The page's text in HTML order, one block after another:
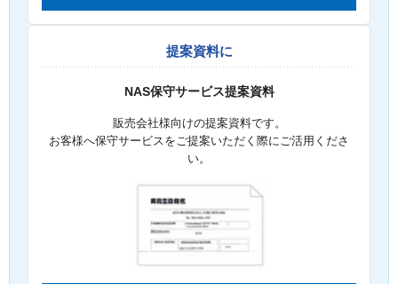
提案資料に
NAS保守サービス提案資料
販売会社様向けの提案資料です。
お客様へ保守サービスをご提案いただく際にご活用くださ
い。